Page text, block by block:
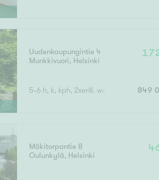
Hissi
Järvi- tai merinäköala
Senioriasunto
Uudenkaupungintie 4
Munkkivuori, Helsinki
5-6 h, k, kph, 2xerill. wc, saunaos.849
Mäkitorpantie 8
Oulunkylä, Helsinki